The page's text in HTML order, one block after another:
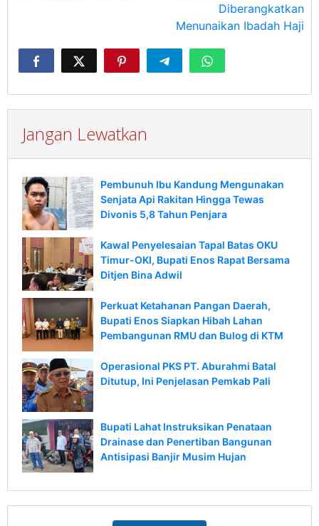
Diberangkatkan
Menunaikan Ibadah Haji
Jangan Lewatkan
Pembunuh Ibu Kandung Mengunakan
Senjata Api Rakitan Hingga Tewas
Divonis 5,8 Tahun Penjara
Kawal Penyelesaian Tapal Batas OKU
Timur-OKI, Bupati Enos Rapat Bersama
Ditjen Bina Adwil
Perkuat Ketahanan Pangan Daerah,
Bupati Enos Siapkan Hibah Lahan
Pembangunan RMU dan Bulog di KTM
Operasional PKS PT. Aburahmi Batal
Ditutup, Ini Penjelasan Pemkab Pali
Bupati Lahat Instruksikan Penataan
Drainase dan Penertiban Bangunan
Antisipasi Banjir Musim Hujan